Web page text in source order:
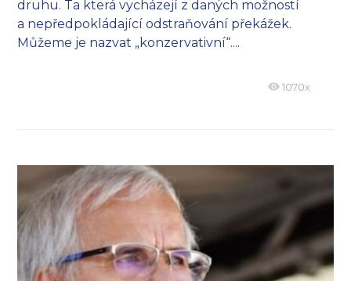
druhu. Ta která vycházejí z daných možností
a nepředpokládající odstraňování překážek.
Můžeme je nazvat „konzervativní“....
1070x